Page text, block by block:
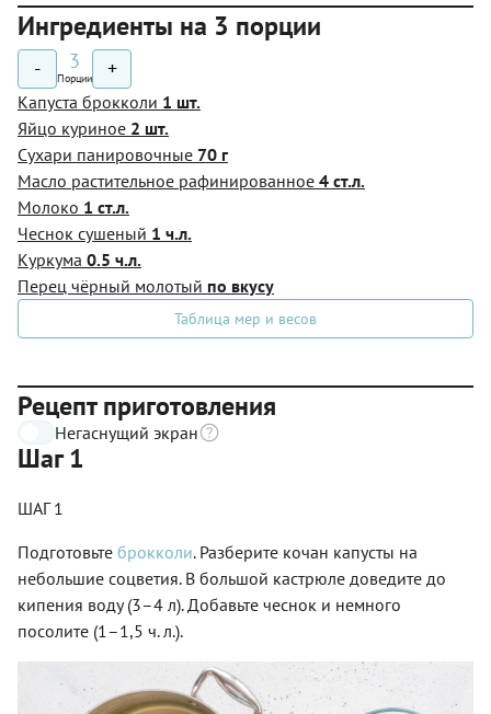
Ингредиенты на 3 порции
- 3
Порции +
Капуста брокколи 1 шт.
Яйцо куриное 2 шт.
Сухари панировочные 70 г
Масло растительное рафинированное 4 ст.л.
Молоко 1 ст.л.
Чеснок сушеный 1 ч.л.
Куркума 0.5 ч.л.
Перец чёрный молотый по вкусу
Таблица мер и весов
Рецепт приготовления
Негаснущий экран
Шаг 1
ШАГ 1
Подготовьте брокколи. Разберите кочан капусты на
небольшие соцветия. В большой кастрюле доведите до
кипения воду (3–4 л). Добавьте чеснок и немного
посолите (1–1,5 ч. л.).